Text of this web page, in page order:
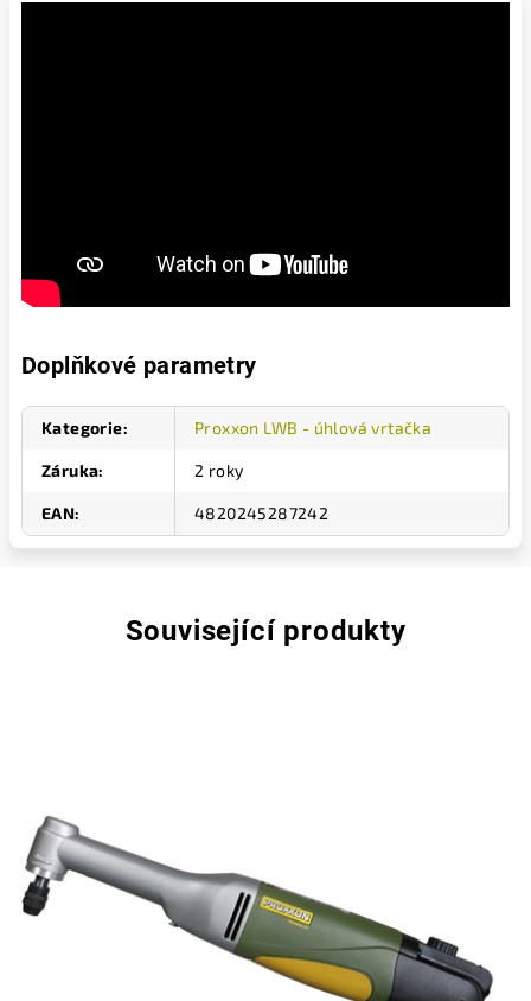
Doplňkové parametry
Kategorie: Proxxon LWB - úhlová vrtačka
Záruka: 2 roky
EAN: 4820245287242
Související produkty